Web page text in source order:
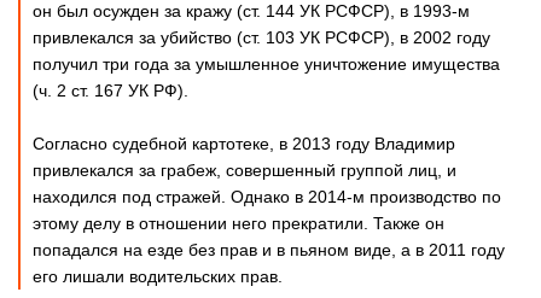
он был осужден за кражу (ст. 144 УК РСФСР), в 1993-м
привлекался за убийство (ст. 103 УК РСФСР), в 2002 году
получил три года за умышленное уничтожение имущества
(ч. 2 ст. 167 УК РФ).
Согласно судебной картотеке, в 2013 году Владимир
привлекался за грабеж, совершенный группой лиц, и
находился под стражей. Однако в 2014-м производство по
этому делу в отношении него прекратили. Также он
попадался на езде без прав и в пьяном виде, а в 2011 году
его лишали водительских прав.